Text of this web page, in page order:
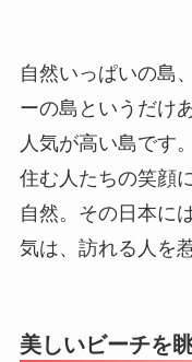
自然いっぱいの島
ーの島というだけ
人気が高い島です
住む人たちの笑顔
自然。その日本に
気は、訪れる人を
美しいビーチを